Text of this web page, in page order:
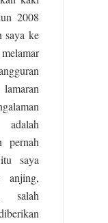
2008
saya ke
pernah
saya
anjing,
salah